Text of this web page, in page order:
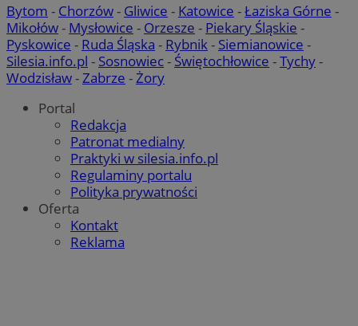
Bytom - Chorzów- Gliwice - Katowice -Łaziska Górne -
Mikołów- Mysłowice - Orzesze - Piekary Śląskie -
Pyskowice - Ruda Śląska - Rybnik - Siemianowice -
Silesia.info.pl - Sosnowiec- Świętochłowice -Tychy-
Wodzisław- Zabrze - Żory
Portal
Redakcja
Patronat medialny
Praktyki w silesia.info.pl
Regulaminy portalu
Polityka prywatności
Oferta
Kontakt
Reklama